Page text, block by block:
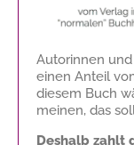
Autorinnen
einen Anteil
diesem Buch
meinen, das
Deshalb zahlt